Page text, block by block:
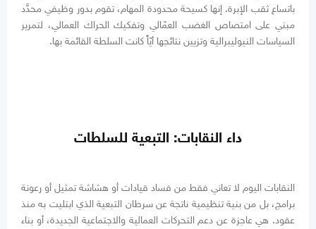
باتساع ثقب الإبرة. إنها كسيحة محدودة المهام، تقوم بدور وظيفي محدَّد
مبني على امتصاص الغضب العمّالي وتفكيك الحراك العمالي، لتمرير
السياسات النيوليبرالية وتزيين نتائجها أيّاً كانت السلطة القائمة بها.
داء النقابات: التبعية للسلطات
النقابات اليوم لا تعاني فقط من فساد قيادات أو هشاشة تمثيل أو رعونة
برامج، بل من بنية تنظيمية ناتجة عن سرطان التبعية الذي ابتليت به منذ
عقود. هي عاجزة عن دعم التحركات العمالية والاجتماعية الجديدة، أو بناء